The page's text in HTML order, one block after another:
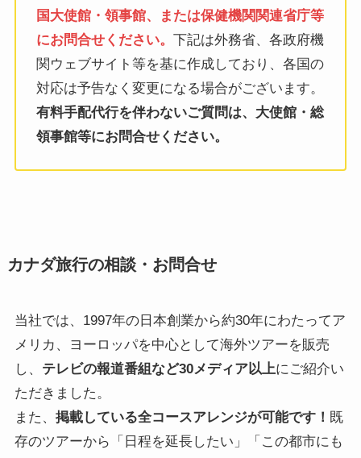
国大使館・領事館、または保健機関関連省庁等
にお問合せください。下記は外務省、各政府機
関ウェブサイト等を基に作成しており、各国の
対応は予告なく変更になる場合がございます。
有料手配代行を伴わないご質問は、大使館・総
領事館等にお問合せください。
カナダ旅行の相談・お問合せ
当社では、1997年の日本創業から約30年にわたってア
メリカ、ヨーロッパを中心として海外ツアーを販売
し、 テレビの報道番組など30メディア以上にご紹介い
ただきました。
また、 掲載している全コースアレンジが可能です！ 既
存のツアーから「日程を延長したい」「この都市にも